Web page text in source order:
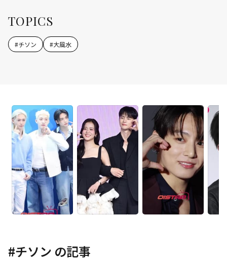
TOPICS
#チソン #大風水
#チソン の記事